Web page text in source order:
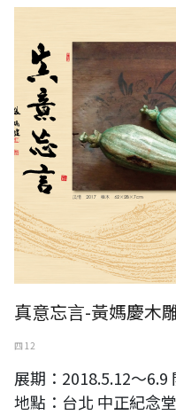
真意忘言-黃媽慶木
四 12
展期：2018.5.12～
地點：台北 中正紀念